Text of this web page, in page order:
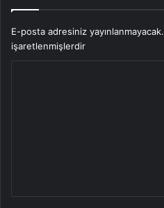
E-posta adresiniz yayınlanmayacak.
işaretlenmişlerdir